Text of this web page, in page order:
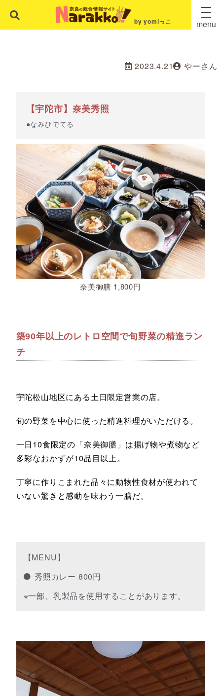
by yomiっこ menu
2023.4.21 やーさん
【宇陀市】奈美秀照
●なみひでてる
奈美御膳 1,800円
築90年以上のレトロ空間で旬野菜の精進ラン
チ
宇陀松山地区にある土日限定営業の店。
旬の野菜を中心に使った精進料理がいただける。
一日10食限定の「奈美御膳」は揚げ物や煮物など
多彩なおかずが10品目以上。
丁寧に作りこまれた品々に動物性食材が使われて
いない驚きと感動を味わう一膳だ。
【MENU】
秀照カレー 800円
※一部、乳製品を使用することがあります。